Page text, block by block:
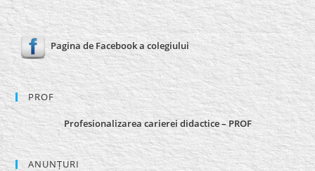
Pagina de Facebook a colegiului
PROF
Profesionalizarea carierei didactice – PROF
ANUNȚURI